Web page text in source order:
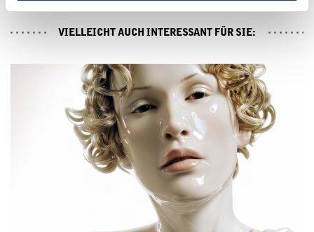
VIELLEICHT AUCH INTERESSANT FÜR SIE: